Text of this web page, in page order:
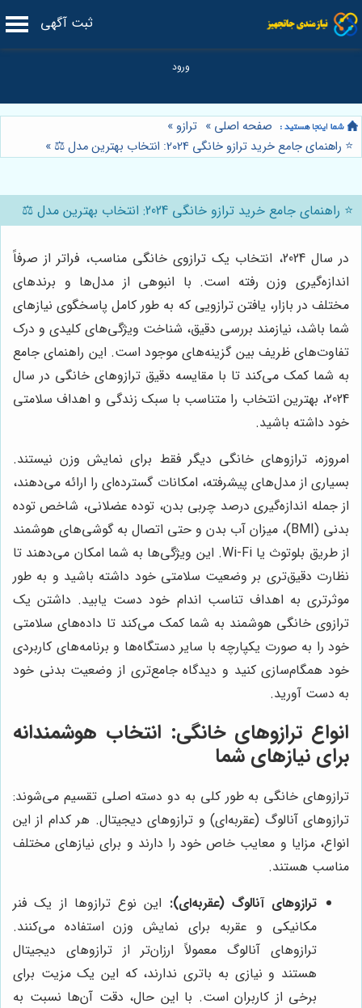
ثبت آگهی
صفحه اصلی » ترازو »
⭐️ راهنمای جامع خرید ترازو خانگی 2024: انتخاب بهترین مدل ⚖️
»
⭐️ راهنمای جامع خرید ترازو خانگی 2024: انتخاب بهترین مدل ⚖️
در سال 2024، انتخاب یک ترازوی خانگی مناسب، فراتر از صرفاً
اندازه‌گیری وزن رفته است. با انبوهی از مدل‌ها و برندهای
مختلف در بازار، یافتن ترازویی که به طور کامل پاسخگوی نیازهای
شما باشد، نیازمند بررسی دقیق، شناخت ویژگی‌های کلیدی و درک
تفاوت‌های ظریف بین گزینه‌های موجود است. این راهنمای جامع
به شما کمک می‌کند تا با مقایسه دقیق ترازوهای خانگی در سال
2024، بهترین انتخاب را متناسب با سبک زندگی و اهداف سلامتی
خود داشته باشید.
امروزه، ترازوهای خانگی دیگر فقط برای نمایش وزن نیستند.
بسیاری از مدل‌های پیشرفته، امکانات گسترده‌ای را ارائه می‌دهند،
از جمله اندازه‌گیری درصد چربی بدن، توده عضلانی، شاخص توده
بدنی (BMI)، میزان آب بدن و حتی اتصال به گوشی‌های هوشمند
از طریق بلوتوث یا Wi-Fi. این ویژگی‌ها به شما امکان می‌دهند تا
نظارت دقیق‌تری بر وضعیت سلامتی خود داشته باشید و به طور
موثرتری به اهداف تناسب اندام خود دست یابید. داشتن یک
ترازوی خانگی هوشمند به شما کمک می‌کند تا داده‌های سلامتی
خود را به صورت یکپارچه با سایر دستگاه‌ها و برنامه‌های کاربردی
خود همگام‌سازی کنید و دیدگاه جامع‌تری از وضعیت بدنی خود
به دست آورید.
انواع ترازوهای خانگی: انتخاب هوشمندانه
برای نیازهای شما
ترازوهای خانگی به طور کلی به دو دسته اصلی تقسیم می‌شوند:
ترازوهای آنالوگ (عقربه‌ای) و ترازوهای دیجیتال. هر کدام از این
انواع، مزایا و معایب خاص خود را دارند و برای نیازهای مختلف
مناسب هستند.
ترازوهای آنالوگ (عقربه‌ای): این نوع ترازوها از یک فنر
مکانیکی و عقربه برای نمایش وزن استفاده می‌کنند.
ترازوهای آنالوگ معمولاً ارزان‌تر از ترازوهای دیجیتال
هستند و نیازی به باتری ندارند، که این یک مزیت برای
برخی از کاربران است. با این حال، دقت آن‌ها نسبت به